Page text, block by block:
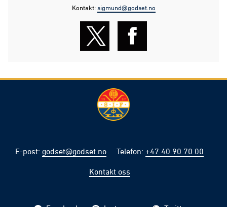
Kontakt:sigmund@godset.no
E-post: godset@godset.no Telefon: +47 40 90 70 00
Kontakt oss